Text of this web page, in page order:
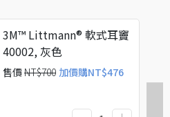
3M™ Littmann® 軟式耳竇
40002, 灰色
售價 NT$700 加價購NT$476